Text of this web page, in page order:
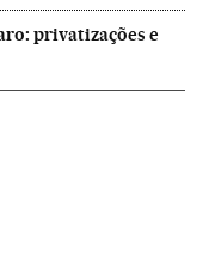
privatizações e